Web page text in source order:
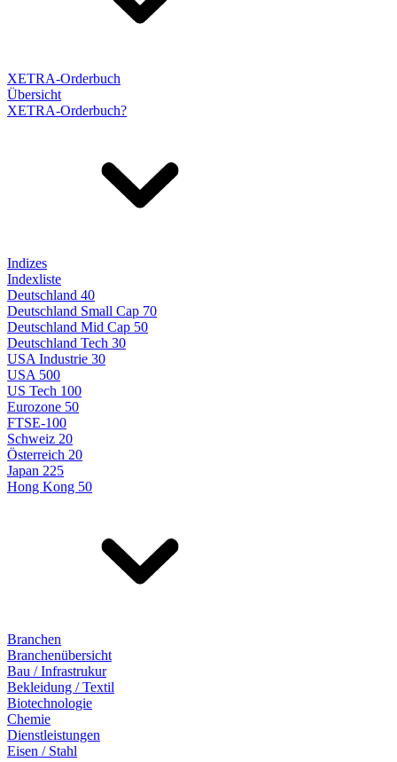
XETRA-Orderbuch
Übersicht
XETRA-Orderbuch?
Indizes
Indexliste
Deutschland 40
Deutschland Small Cap 70
Deutschland Mid Cap 50
Deutschland Tech 30
USA Industrie 30
USA 500
US Tech 100
Eurozone 50
FTSE-100
Schweiz 20
Österreich 20
Japan 225
Hong Kong 50
Branchen
Branchenübersicht
Bau / Infrastrukur
Bekleidung / Textil
Biotechnologie
Chemie
Dienstleistungen
Eisen / Stahl